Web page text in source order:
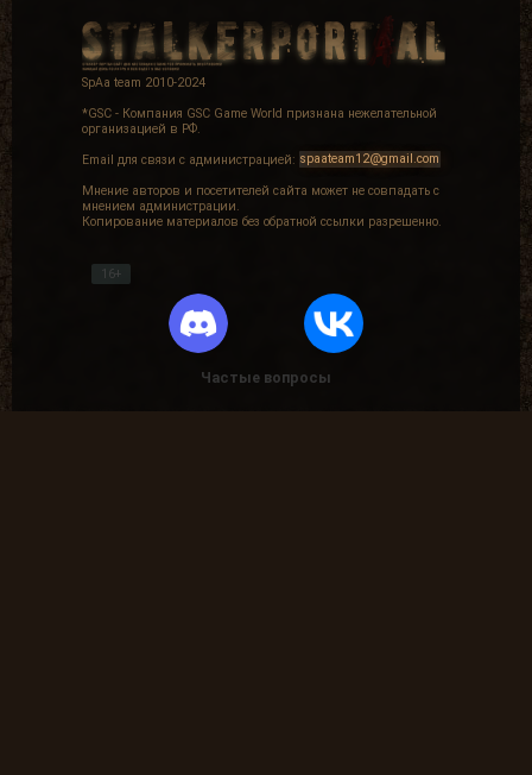
SpAa team 2010-2024
*GSC - Компания GSC Game World признана нежелательной
организацией в РФ.
Email для связи с администрацией: spaateam12@gmail.com
Мнение авторов и посетителей сайта может не совпадать с
мнением администрации.
Копирование материалов без обратной ссылки разрешенно.
16+
Частые вопросы